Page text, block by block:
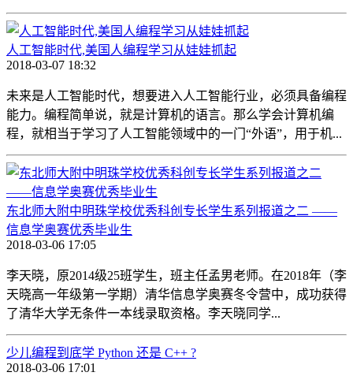
人工智能时代,美国人编程学习从娃娃抓起
2018-03-07 18:32
未来是人工智能时代，想要进入人工智能行业，必须具备编程
能力。编程简单说，就是计算机的语言。那么学会计算机编
程，就相当于学习了人工智能领域中的一门“外语”，用于机...
东北师大附中明珠学校优秀科创专长学生系列报道之二 ——
信息学奥赛优秀毕业生
2018-03-06 17:05
李天晓，原2014级25班学生，班主任孟男老师。在2018年（李
天晓高一年级第一学期）清华信息学奥赛冬令营中，成功获得
了清华大学无条件一本线录取资格。李天晓同学...
少儿编程到底学 Python 还是 C++ ?
2018-03-06 17:01